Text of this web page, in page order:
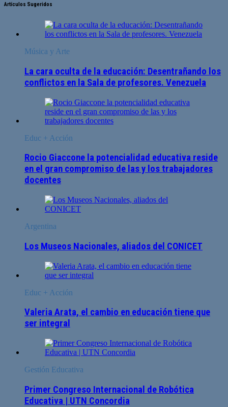
Artículos Sugeridos
Música y Arte
La cara oculta de la educación: Desentrañando los
conflictos en la Sala de profesores. Venezuela
Educ + Acción
Rocio Giaccone la potencialidad educativa reside
en el gran compromiso de las y los trabajadores
docentes
Argentina
Los Museos Nacionales, aliados del CONICET
Educ + Acción
Valeria Arata, el cambio en educación tiene que
ser integral
Gestión Educativa
Primer Congreso Internacional de Robótica
Educativa | UTN Concordia